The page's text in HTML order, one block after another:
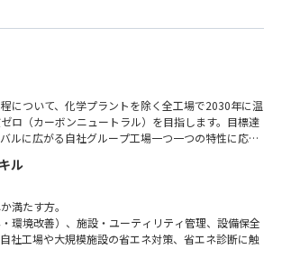
ャリアパス≫
フィリピン セブ工場の生産管理業務を担当頂き、2
理職）試験への推薦を想定しています。基幹職
、フィリピン セブ工場へ赴任して頂き、更なるステ
たいと考えています。
いて≫
アナログ半導体（パワー半導体を含む）を製造して
半導体開発から設計、製造まで一気通貫で行う事業
託生産する事業（ファウンドリ）を行っています。
4つの製品領域で高精度・高速・高耐圧・小型化を
イオン電池保護IC、電池残量予測IC、充電制御IC）
セットIC、LDO、DC/DCコンバータ、AC/DC電源
ンサ、温度／電流センサ、AFE/ADC）
について、化学プラントを除く全工場で2030年に温
ロ（カーボンニュートラル）を目指します。目標達
ルに広がる自社グループ工場一つ一つの特性に応じ
いくことがミッションとなります。
みについては、塗装や組立工程といった生産設備、
熱源設備といった生産設備にエネルギーを供給する
空調や電灯といった環境設備等、幅広く知識や経験
。入社後はこれまでのスキルや経験を活かせる省エ
ル
満たす方。
環境改善）、施設・ユーティリティ管理、設備保全
社工場や大規模施設の省エネ対策、省エネ診断に触
ィ機器メーカー（コンプレッサー、ボイラー、冷凍